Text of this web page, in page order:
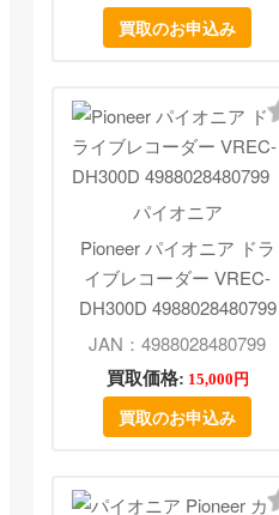
買取のお申込み
パイオニア
Pioneer パイオニア ドラ
イブレコーダー VREC-
DH300D 4988028480799
JAN：4988028480799
買取価格: 15,000円
買取のお申込み